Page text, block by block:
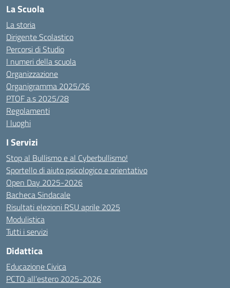
La Scuola
La storia
Dirigente Scolastico
Percorsi di Studio
I numeri della scuola
Organizzazione
Organigramma 2025/26
PTOF a.s 2025/28
Regolamenti
I luoghi
I Servizi
Stop al Bullismo e al Cyberbullismo!
Sportello di aiuto psicologico e orientativo
Open Day 2025-2026
Bacheca Sindacale
Risultati elezioni RSU aprile 2025
Modulistica
Tutti i servizi
Didattica
Educazione Civica
PCTO all’estero 2025-2026